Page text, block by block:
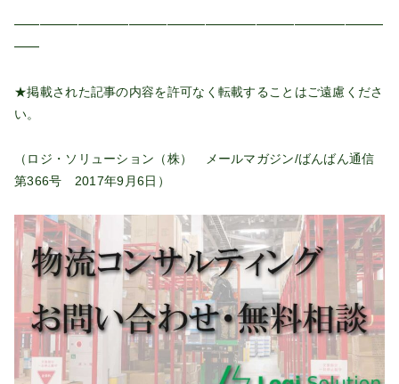
━━━━━━━━━━━━━━━━━━━━━━━━━━━━━
━━
★掲載された記事の内容を許可なく転載することはご遠慮くださ
い。
（ロジ・ソリューション（株） メールマガジン/ばんばん通信
第366号 2017年9月6日）